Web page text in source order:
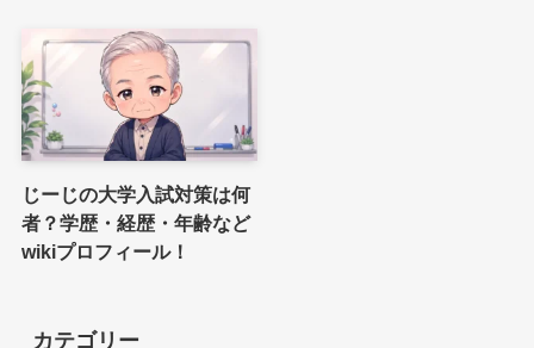
じーじの大学入試対策は何
者？学歴・経歴・年齢など
wikiプロフィール！
カテゴリー